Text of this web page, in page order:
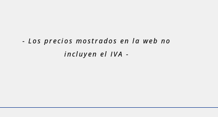
- Los precios mostrados en la web no
incluyen el IVA -